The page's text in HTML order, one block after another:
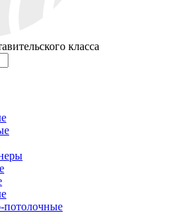
класса
потолочные